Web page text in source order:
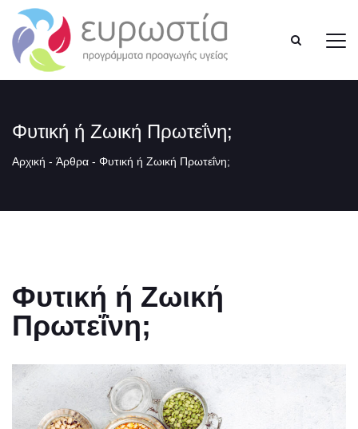
Φυτική ή Ζωική Πρωτεΐνη;
Αρχική - Άρθρα - Φυτική ή Ζωική Πρωτεΐνη;
Φυτική ή Ζωική
Πρωτεΐνη;